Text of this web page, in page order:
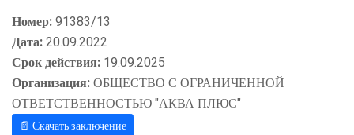
Номер:91383/13
Дата:20.09.2022
Срок действия: 19.09.2025
Организация:ОБЩЕСТВО С ОГРАНИЧЕННОЙ
ОТВЕТСТВЕННОСТЬЮ "АКВА ПЛЮС"
📄 Скачать заключение